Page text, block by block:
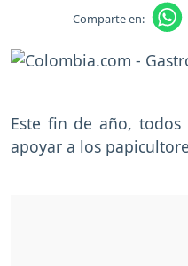
Comparte en:
Este fin de año, todos
apoyar a los